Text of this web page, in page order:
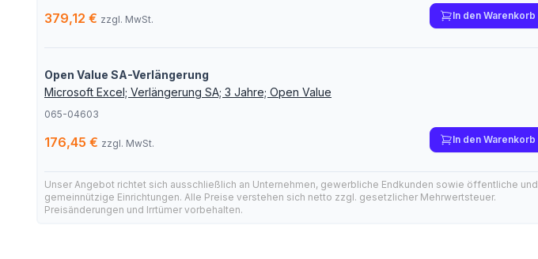
379,12 € zzgl. MwSt. In den Warenkorb
Open Value SA-Verlängerung
Microsoft Excel; Verlängerung SA; 3 Jahre; Open Value
065-04603
176,45 € zzgl. MwSt. In den Warenkorb
Unser Angebot richtet sich ausschließlich an Unternehmen, gewerbliche Endkunden sowie öffentliche und
gemeinnützige Einrichtungen. Alle Preise verstehen sich netto zzgl. gesetzlicher Mehrwertsteuer.
Preisänderungen und Irrtümer vorbehalten.